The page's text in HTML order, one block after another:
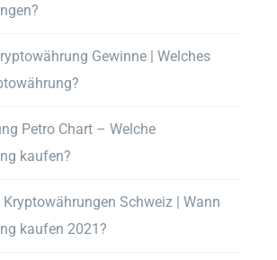
Gewinne | Welches
Petro Chart – Welche
kaufen?
Kryptowährungen Schweiz | Wann
kaufen 2021?